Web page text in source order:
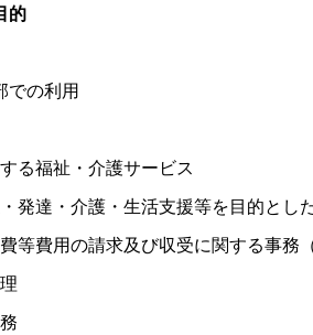
的
での利用
る福祉・介護サービス
・発達・介護・生活支援等を目的とし
等費用の請求及び収受に関する事務